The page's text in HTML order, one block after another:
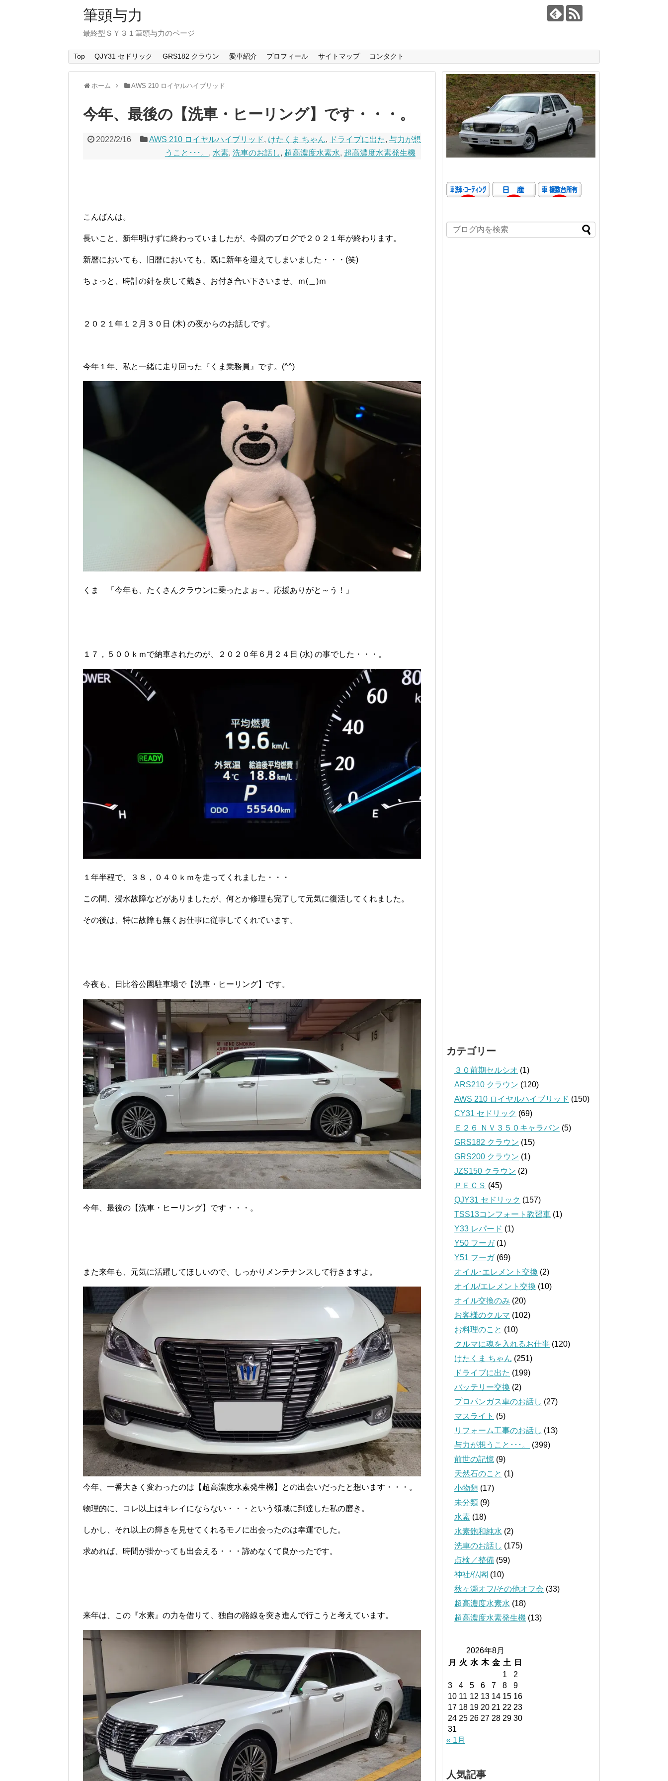
筆頭与力
最終型ＳＹ３１筆頭与力のページ
Top QJY31 セドリック GRS182 クラウン 愛車紹介 プロフィール サイトマップ コンタクト
ホーム AWS 210 ロイヤルハイブリッド
今年、最後の【洗車・ヒーリング】です・・・。
2022/2/16 AWS 210 ロイヤルハイブリッド, けたくま ちゃん, ドライブに出た, 与力が想
うこと･･･。 , 水素, 洗車のお話し, 超高濃度水素水, 超高濃度水素発生機
こんばんは。
長いこと、新年明けずに終わっていましたが、今回のブログで２０２１年が終わります。
新暦においても、旧暦においても、既に新年を迎えてしまいました・・・(笑)
ちょっと、時計の針を戻して戴き、お付き合い下さいませ。ｍ(＿)ｍ
２０２１年１２月３０日 (木) の夜からのお話しです。
今年１年、私と一緒に走り回った『くま乗務員』です。(^^)
くま 「今年も、たくさんクラウンに乗ったよぉ～。応援ありがと～う！」
１７，５００ｋｍで納車されたのが、２０２０年６月２４日 (水) の事でした・・・。
１年半程で、３８，０４０ｋｍを走ってくれました・・・
この間、浸水故障などがありましたが、何とか修理も完了して元気に復活してくれました。
その後は、特に故障も無くお仕事に従事してくれています。
今夜も、日比谷公園駐車場で【洗車・ヒーリング】です。
今年、最後の【洗車・ヒーリング】です・・・。
また来年も、元気に活躍してほしいので、しっかりメンテナンスして行きますよ。
今年、一番大きく変わったのは【超高濃度水素発生機】との出会いだったと想います・・・。
物理的に、コレ以上はキレイにならない・・・という領域に到達した私の磨き。
しかし、それ以上の輝きを見せてくれるモノに出会ったのは幸運でした。
求めれば、時間が掛かっても出会える・・・諦めなくて良かったです。
来年は、この『水素』の力を借りて、独自の路線を突き進んで行こうと考えています。
カテゴリー
３０前期セルシオ (1)
ARS210 クラウン (120)
AWS 210 ロイヤルハイブリッド (150)
CY31 セドリック (69)
Ｅ２６ ＮＶ３５０キャラバン (5)
GRS182 クラウン (15)
GRS200 クラウン (1)
JZS150 クラウン (2)
ＰＥＣＳ (45)
QJY31 セドリック (157)
TSS13コンフォート教習車 (1)
Y33 レパード (1)
Y50 フーガ(1)
Y51 フーガ(69)
オイル･エレメント交換 (2)
オイル/エレメント交換 (10)
オイル交換のみ (20)
お客様のクルマ (102)
お料理のこと (10)
クルマに魂を入れるお仕事 (120)
けたくま ちゃん (251)
ドライブに出た (199)
バッテリー交換 (2)
プロパンガス車のお話し (27)
マスライト (5)
リフォーム工事のお話し (13)
与力が想うこと･･･。
(399)
前世の記憶 (9)
天然石のこと (1)
小物類 (17)
未分類 (9)
水素 (18)
水素飽和純水 (2)
洗車のお話し (175)
点検／整備 (59)
神社/仏閣 (10)
秋ヶ瀬オフ/その他オフ会 (33)
超高濃度水素水 (18)
超高濃度水素発生機 (13)
2026年8月
月
火 水 木 金 土
日
1
2
3
4 5 6 7 8
9
10 11 12 13 14 15 16
17 18 19 20 21 22 23
24 25 26 27 28 29 30
31
« 1月
人気記事